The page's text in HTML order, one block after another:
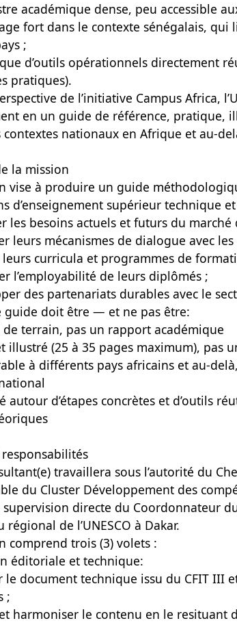
académique dense, peu accessible
fort dans le contexte sénégalais,
;
d’outils opérationnels directement
pratiques).
de l’initiative Campus Africa,
en un guide de référence, pratique,
nationaux en Afrique et au-
la mission
vise à produire un guide
d’enseignement supérieur technique et
les besoins actuels et futurs du marché
leurs mécanismes de dialogue avec
leurs curricula et programmes de
l’employabilité de leurs diplômés ;
des partenariats durables avec le
guide doit être — et ne pas être:
de terrain, pas un rapport académique
illustré (25 à 35 pages maximum), pas
à différents pays africains et au-
autour d’étapes concrètes et d’outils
responsabilités
travaillera sous l’autorité du
du Cluster Développement des
supervision directe du Coordonnateur
régional de l’UNESCO à Dakar.
comprend trois (3) volets :
éditoriale et technique:
le document technique issu du CFIT III
;
et harmoniser le contenu en le resituant